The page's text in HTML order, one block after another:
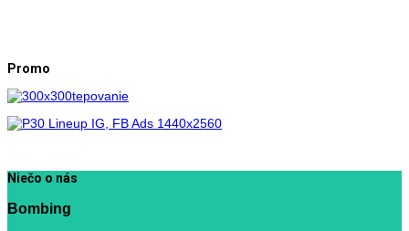
Promo
Niečo o nás
Bombing